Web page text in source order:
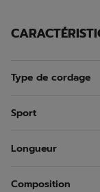
Type de cordage
Sport
Longueur
Composition